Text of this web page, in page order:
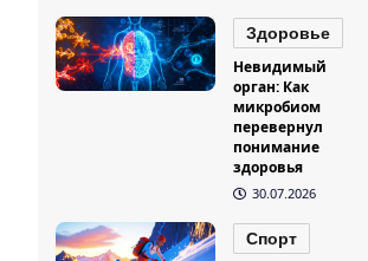
Здоровье
Невидимый
орган: Как
микробиом
перевернул
понимание
здоровья
30.07.2026
Спорт